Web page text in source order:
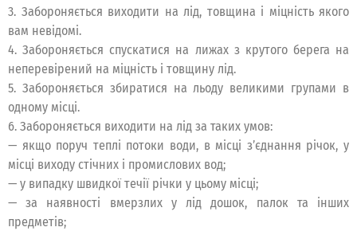
3. Забороняється виходити на лід, товщина і міцність якого
вам невідомі.
4. Забороняється спускатися на лижах з крутого берега на
неперевірений на міцність і товщину лід.
5. Забороняється збиратися на льоду великими групами в
одному місці.
6. Забороняється виходити на лід за таких умов:
— якщо поруч теплі потоки води, в місці з’єднання річок, у
місці виходу стічних і промислових вод;
— у випадку швидкої течії річки у цьому місці;
— за наявності вмерзлих у лід дошок, палок та інших
предметів;